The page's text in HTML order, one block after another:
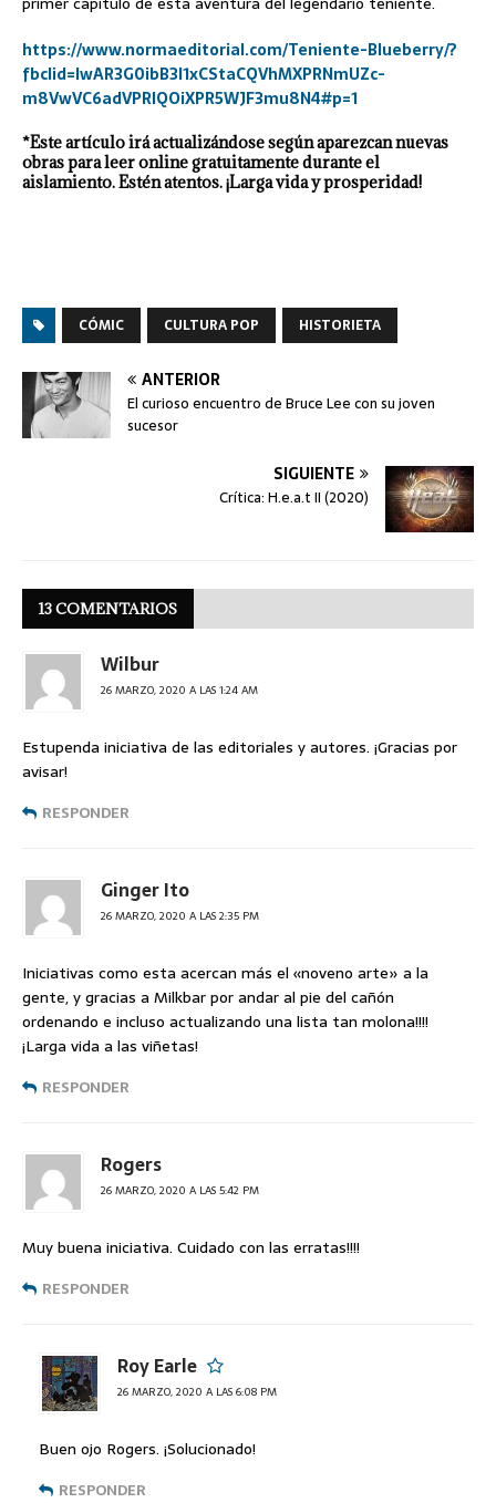
https://www.normaeditorial.com/Teniente-Blueberry/?
fbclid=IwAR3G0ibB3I1xCStaCQVhMXPRNmUZc-
m8VwVC6adVPRIQOiXPR5WJF3mu8N4#p=1
*Este artículo irá actualizándose según aparezcan nuevas
obras para leer online gratuitamente durante el
aislamiento. Estén atentos. ¡Larga vida y prosperidad!
CÓMIC CULTURA POP HISTORIETA
ANTERIOR
El curioso encuentro de Bruce Lee con su joven
sucesor
SIGUIENTE
Crítica: H.e.a.t II (2020)
13 COMENTARIOS
Wilbur
26 MARZO, 2020 A LAS 1:24 AM
Estupenda iniciativa de las editoriales y autores. ¡Gracias por
avisar!
RESPONDER
Ginger Ito
26 MARZO, 2020 A LAS 2:35 PM
Iniciativas como esta acercan más el «noveno arte» a la
gente, y gracias a Milkbar por andar al pie del cañón
ordenando e incluso actualizando una lista tan molona!!!!
¡Larga vida a las viñetas!
RESPONDER
Rogers
26 MARZO, 2020 A LAS 5:42 PM
Muy buena iniciativa. Cuidado con las erratas!!!!
RESPONDER
Roy Earle
26 MARZO, 2020 A LAS 6:08 PM
Buen ojo Rogers. ¡Solucionado!
RESPONDER